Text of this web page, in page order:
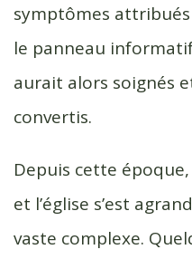
symptômes attribués
le panneau
aurait alors soignés
convertis.
Depuis cette
et l’église s’est
vaste complexe.